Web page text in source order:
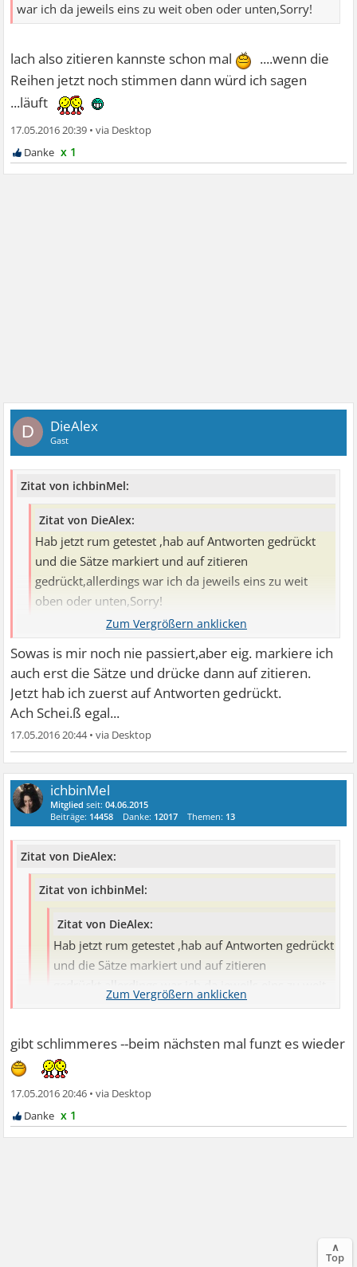
war ich da jeweils eins zu weit oben oder unten,Sorry!
lach also zitieren kannste schon mal
....wenn die
Reihen jetzt noch stimmen dann würd ich sagen
...läuft
17.05.2016 20:39 •
x 1
D DieAlex
Gast
Zitat von ichbinMel:
Zitat von DieAlex:
Hab jetzt rum getestet ,hab auf Antworten gedrückt
und die Sätze markiert und auf zitieren
gedrückt,allerdings war ich da jeweils eins zu weit
oben oder unten,Sorry!
lach also zitieren kannste schon mal....wenn die Reihen
jetzt noch stimmen dann würd ich sagen ...läuft
Sowas is mir noch nie passiert,aber eig. markiere ich
auch erst die Sätze und drücke dann auf zitieren.
Jetzt hab ich zuerst auf Antworten gedrückt.
Ach Schei.ß egal...
17.05.2016 20:44•
ichbinMel
Mitglied seit:04.06.2015
Beiträge: 14458 Danke: 12017 Themen: 13
Zitat von DieAlex:
Zitat von ichbinMel:
Zitat von DieAlex:
Hab jetzt rum getestet ,hab auf Antworten gedrückt
und die Sätze markiert und auf zitieren
oben oder unten,Sorry!
lach also zitieren kannste schon mal
Reihen jetzt noch stimmen dann würd ich sagen ...läuft
Sowas is mir noch nie passiert,aber eig. markiere ich auch
erst die Sätze und drücke dann auf zitieren.
Jetzt hab ich zuerst auf Antworten gedrückt.
Ach Schei.ß egal...
gibt schlimmeres --beim nächsten mal funzt es wieder
17.05.2016 20:46 •
x 1
∧
Top